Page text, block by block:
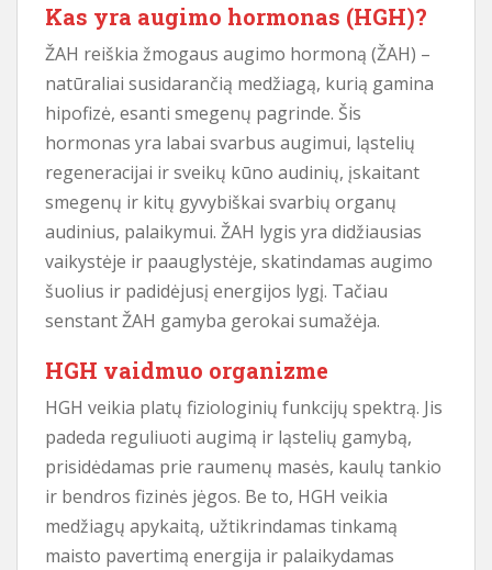
Kas yra augimo hormonas (HGH)?
ŽAH reiškia žmogaus augimo hormoną (ŽAH) –
natūraliai susidarančią medžiagą, kurią gamina
hipofizė, esanti smegenų pagrinde. Šis
hormonas yra labai svarbus augimui, ląstelių
regeneracijai ir sveikų kūno audinių, įskaitant
smegenų ir kitų gyvybiškai svarbių organų
audinius, palaikymui. ŽAH lygis yra didžiausias
vaikystėje ir paauglystėje, skatindamas augimo
šuolius ir padidėjusį energijos lygį. Tačiau
senstant ŽAH gamyba gerokai sumažėja.
HGH vaidmuo organizme
HGH veikia platų fiziologinių funkcijų spektrą. Jis
padeda reguliuoti augimą ir ląstelių gamybą,
prisidėdamas prie raumenų masės, kaulų tankio
ir bendros fizinės jėgos. Be to, HGH veikia
medžiagų apykaitą, užtikrindamas tinkamą
maisto pavertimą energija ir palaikydamas